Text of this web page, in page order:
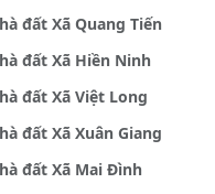
đất Xã Quang Tiến
đất Xã Hiền Ninh
đất Xã Việt Long
đất Xã Xuân Giang
đất Xã Mai Đình